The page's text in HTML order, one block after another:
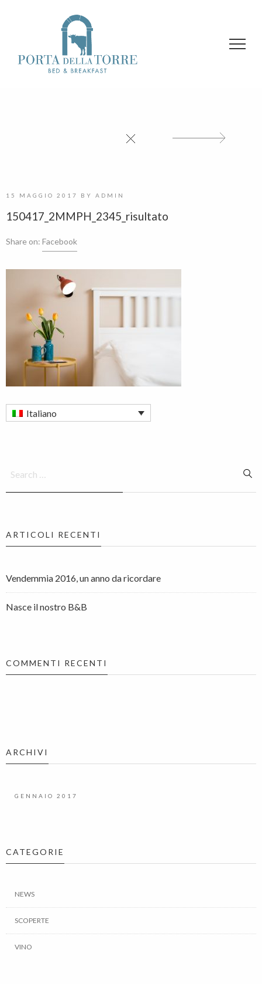
15 MAGGIO 2017 BY ADMIN
150417_2MMPH_2345_risultato
Share on: Facebook
Italiano
ARTICOLI RECENTI
Vendemmia 2016, un anno da ricordare
Nasce il nostro B&B
COMMENTI RECENTI
ARCHIVI
GENNAIO 2017
CATEGORIE
NEWS
SCOPERTE
VINO